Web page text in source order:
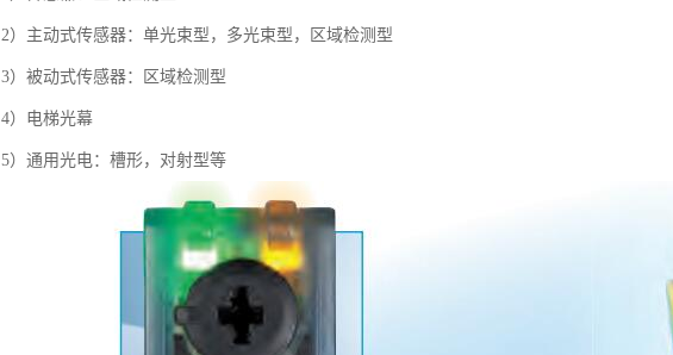
2）主动式传感器：单光束型，多光束型，区域检测型
3）被动式传感器：区域检测型
4）电梯光幕
5）通用光电：槽形，对射型等